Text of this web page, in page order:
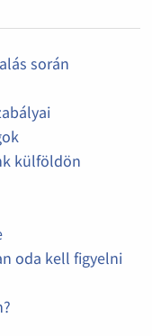
során
külföldön
oda kell figyelni